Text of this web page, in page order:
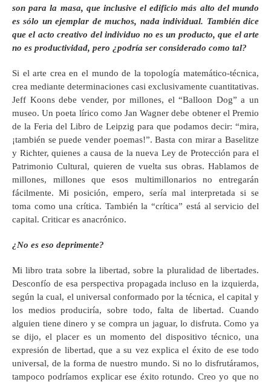
son para la masa, que inclusive el edificio más alto del mundo
es sólo un ejemplar de muchos, nada individual. También dice
que el acto creativo del individuo no es un producto, que el arte
no es productividad, pero ¿podría ser considerado como tal?
Si el arte crea en el mundo de la topología matemático-técnica,
crea mediante determinaciones casi exclusivamente cuantitativas.
Jeff Koons debe vender, por millones, el “Balloon Dog” a un
museo. Un poeta lírico como Jan Wagner debe obtener el Premio
de la Feria del Libro de Leipzig para que podamos decir: “mira,
¡también se puede vender poemas!”. Basta con mirar a Baselitze
y Richter, quienes a causa de la nueva Ley de Protección para el
Patrimonio Cultural, quieren de vuelta sus obras. Hablamos de
millones, millones que esos multimillonarios no entregarán
fácilmente. Mi posición, empero, sería mal interpretada si se
toma como una crítica. También la “crítica” está al servicio del
capital. Criticar es anacrónico.
¿No es eso deprimente?
Mi libro trata sobre la libertad, sobre la pluralidad de libertades.
Desconfío de esa perspectiva propagada incluso en la izquierda,
según la cual, el universal conformado por la técnica, el capital y
los medios produciría, sobre todo, falta de libertad. Cuando
alguien tiene dinero y se compra un jaguar, lo disfruta. Como ya
se dijo, el placer es un momento del dispositivo técnico, una
expresión de libertad, que a su vez explica el éxito de ese todo
universal, de la forma de nuestro mundo. Si no lo disfrutáramos,
tampoco podríamos explicar ese éxito rotundo. Creo yo que no